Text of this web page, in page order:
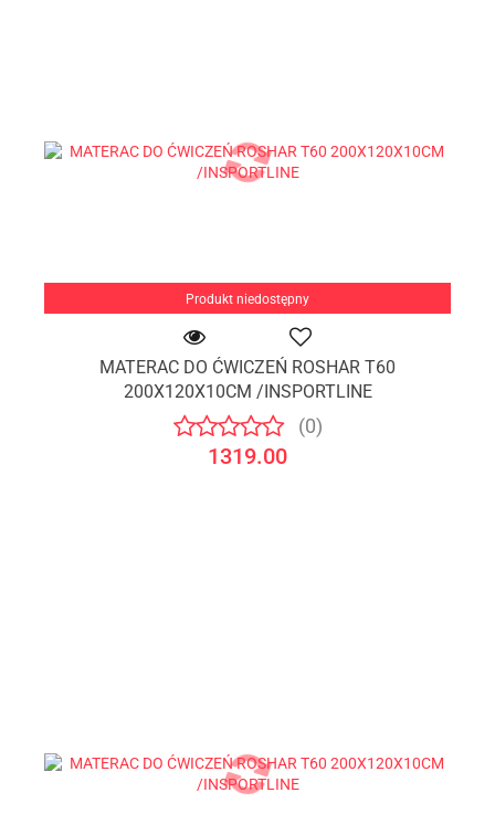
Produkt niedostępny
MATERAC DO ĆWICZEŃ ROSHAR T60
200X120X10CM /INSPORTLINE
(0)
1319.00